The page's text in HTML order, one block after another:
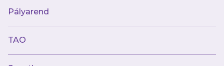
Pályarend
TAO